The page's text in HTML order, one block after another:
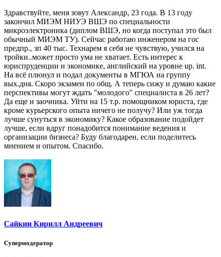
Здравствуйте, меня зовут Александр, 23 года. В 13 году
закончил МИЭМ НИУЭ ВШЭ по специальности
микроэлектроника (диплом ВШЭ, но когда поступал это был
обычный МИЭМ ТУ). Сейчас работаю инженером на гос
предпр., зп 40 тыс. Технарем я себя не чувствую, учился на
тройки..может просто ума не хватает. Есть интерес к
юриспруденции и экономике, английский на уровне up. int.
На всё плюнул и подал документы в МГЮА на группу
вых.дня. Скоро экзамен по общ. А теперь сижу и думаю какие
перспективы могут ждать "молодого" специалиста в 26 лет?
Да еще и заочника. Уйти на 15 т.р. помощником юриста, где
кроме курьерского опыта ничего не получу? Или уж тогда
лучше сунуться в экономику? Какое образование подойдет
лучше, если вдруг понадобится понимание ведения и
организации бизнеса? Буду благодарен, если поделитесь
мнением и опытом. Спасибо.
Сайкин Кирилл Андреевич
Супермодератор